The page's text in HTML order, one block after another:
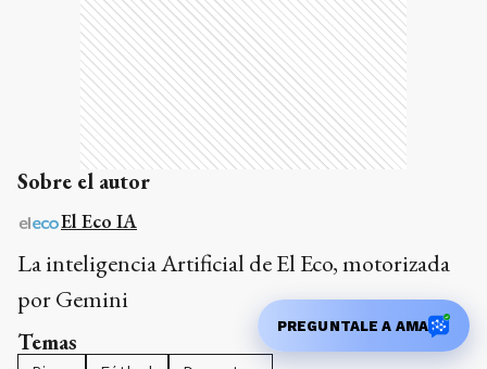
Sobre el autor
El Eco IA
La inteligencia Artificial de El Eco, motorizada
por Gemini
Temas
PREGUNTALE A AMA